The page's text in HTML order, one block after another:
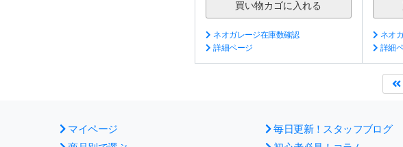
ネオガレージ在庫数確認
詳細ページ
ネオ
詳細
マイページ
毎日更新！スタッフブログ